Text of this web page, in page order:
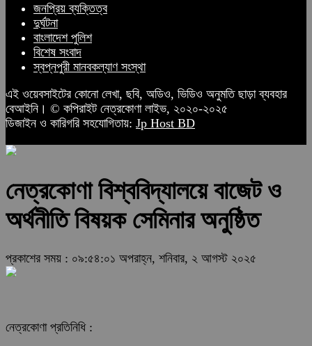
জনপ্রিয় ব্যক্তিত্ব
দুর্ঘটনা
বাংলাদেশ পুলিশ
বিশেষ সংবাদ
স্বপ্নপুরী মানবকল্যাণ সংস্থা
এই ওয়েবসাইটের কোনো লেখা, ছবি, অডিও, ভিডিও অনুমতি ছাড়া ব্যবহার
বেআইনি। © কপিরাইট নেত্রকোণা লাইভ, ২০২০-২০২৫
ডিজাইন ও কারিগরি সহযোগিতায়: Jp Host BD
নেত্রকোণা বিশ্ববিদ্যালয়ে বাজেট ও
অর্থনীতি বিষয়ক সেমিনার অনুষ্ঠিত
প্রকাশের সময় : ০৯:৫৪:০১ অপরাহ্ন, শনিবার, ২ আগস্ট ২০২৫
নেত্রকোণা প্রতিনিধি :